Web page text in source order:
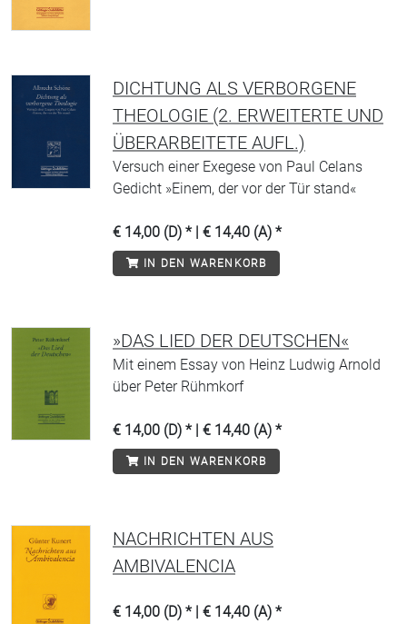
DICHTUNG ALS VERBORGENE
THEOLOGIE (2. ERWEITERTE UND
ÜBERARBEITETE AUFL.)
Versuch einer Exegese von Paul Celans
Gedicht »Einem, der vor der Tür stand«
€ 14,00 (D) * | € 14,40 (A) *
IN DEN WARENKORB
»DAS LIED DER DEUTSCHEN«
Mit einem Essay von Heinz Ludwig Arnold
über Peter Rühmkorf
€ 14,00 (D) * | € 14,40 (A) *
IN DEN WARENKORB
NACHRICHTEN AUS
AMBIVALENCIA
€ 14,00 (D) * | € 14,40 (A) *